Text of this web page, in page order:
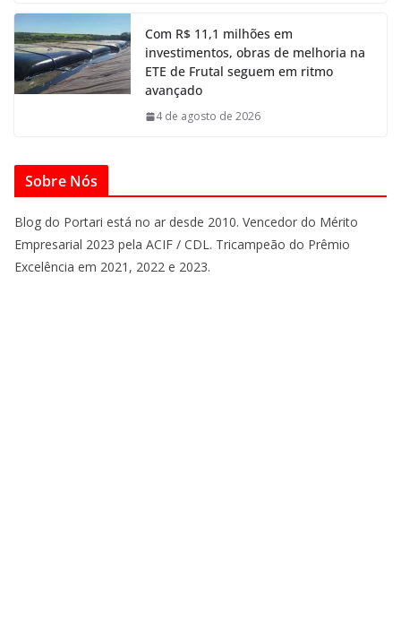
Com R$ 11,1 milhões em
investimentos, obras de melhoria na
ETE de Frutal seguem em ritmo
avançado
4 de agosto de 2026
Sobre Nós
Blog do Portari está no ar desde 2010. Vencedor do Mérito
Empresarial 2023 pela ACIF / CDL. Tricampeão do Prêmio
Excelência em 2021, 2022 e 2023.